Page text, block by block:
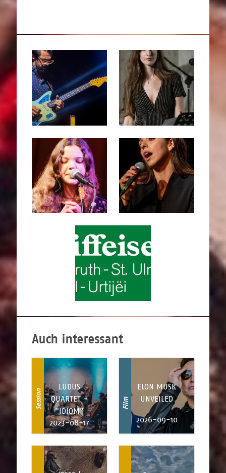
Auch interessant
Session
LUDUS
QUARTET -
"IDIOM"
2023-08-17
Film
ELON MUSK
UNVEILED
2026-09-10